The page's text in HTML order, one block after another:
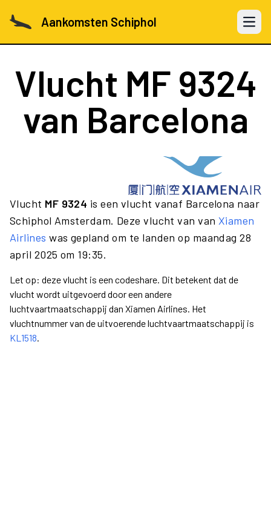
Aankomsten Schiphol Open
Vlucht MF 9324
van Barcelona
Vlucht MF 9324 is een vlucht vanaf Barcelona naar
Schiphol Amsterdam. Deze vlucht van vanXiamen
Airlines was gepland om te landen op maandag 28
april 2025 om 19:35.
Let op: deze vlucht is een codeshare. Dit betekent dat de
vlucht wordt uitgevoerd door een andere
luchtvaartmaatschappij dan Xiamen Airlines. Het
vluchtnummer van de uitvoerende luchtvaartmaatschappij is
KL1518.